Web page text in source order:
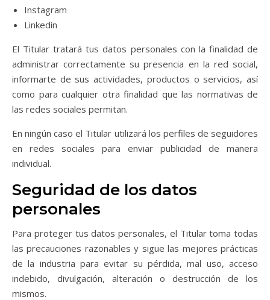
Instagram
Linkedin
El Titular tratará tus datos personales con la finalidad de
administrar correctamente su presencia en la red social,
informarte de sus actividades, productos o servicios, así
como para cualquier otra finalidad que las normativas de
las redes sociales permitan.
En ningún caso el Titular utilizará los perfiles de seguidores
en redes sociales para enviar publicidad de manera
individual.
Seguridad de los datos
personales
Para proteger tus datos personales, el Titular toma todas
las precauciones razonables y sigue las mejores prácticas
de la industria para evitar su pérdida, mal uso, acceso
indebido, divulgación, alteración o destrucción de los
mismos.